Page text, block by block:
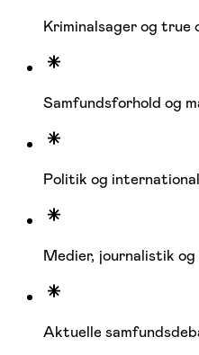
Kriminalsager og true
Samfundsforhold og
Politik og
Medier, journalistik
Aktuelle